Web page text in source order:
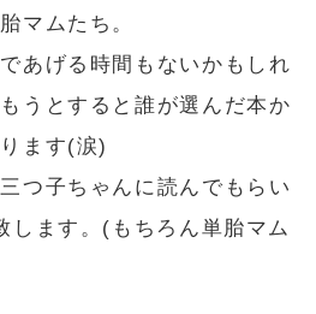
マムたち。
あげる時間もないかもしれ
うとすると誰が選んだ本か
ます(涙)
つ子ちゃんに読んでもらい
します。(もちろん単胎マム